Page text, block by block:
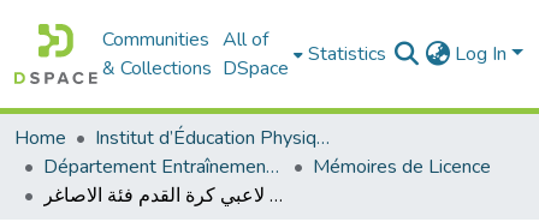
Communities
& Collections
All of
DSpace
Statistics Log In
Home
Institut d’Éducation Physique et Sportive
Département Entraînement Sportif (ES)
Mémoires de Licence
اهمية المراقبة الطبية والصحية لدى لاعبي كرة القدم فئة الاصاغر